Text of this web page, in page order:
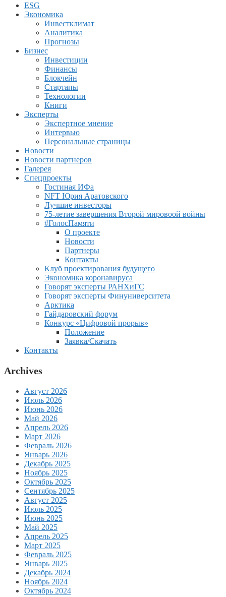
ESG
Экономика
Инвестклимат
Аналитика
Прогнозы
Бизнес
Инвестиции
Финансы
Блокчейн
Стартапы
Технологии
Книги
Эксперты
Экспертное мнение
Интервью
Персональные страницы
Новости
Новости партнеров
Галерея
Спецпроекты
Гостиная ИФа
NFT Юрия Аратовского
Лучшие инвесторы
75-летие завершения Второй мировоой войны
#ГолосПамяти
О проекте
Новости
Партнеры
Контакты
Клуб проектирования будущего
Экономика коронавируса
Говорят эксперты РАНХиГС
Говорят эксперты Финуниверситета
Арктика
Гайдаровский форум
Конкурс «Цифровой прорыв»
Положение
Заявка/Скачать
Контакты
Archives
Август 2026
Июль 2026
Июнь 2026
Май 2026
Апрель 2026
Март 2026
Февраль 2026
Январь 2026
Декабрь 2025
Ноябрь 2025
Октябрь 2025
Сентябрь 2025
Август 2025
Июль 2025
Июнь 2025
Май 2025
Апрель 2025
Март 2025
Февраль 2025
Январь 2025
Декабрь 2024
Ноябрь 2024
Октябрь 2024